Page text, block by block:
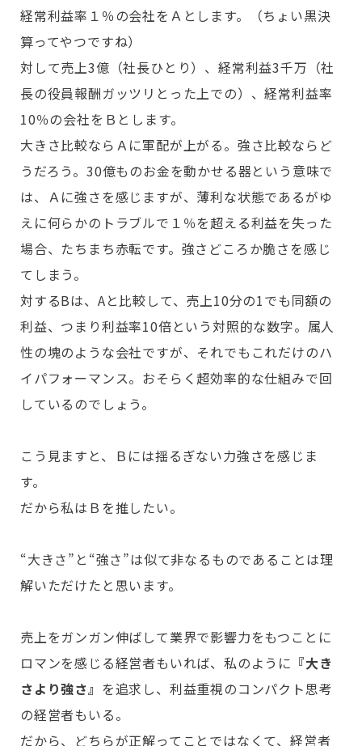
経常利益率１％の会社をＡとします。（ちょい黒決
算ってやつですね）
対して売上3億（社長ひとり）、経常利益3千万（社
長の役員報酬ガッツリとった上での）、経常利益率
10％の会社をＢとします。
大きさ比較ならＡに軍配が上がる。強さ比較ならど
うだろう。30億ものお金を動かせる器という意味で
は、Ａに強さを感じますが、薄利な状態であるがゆ
えに何らかのトラブルで１％を超える利益を失った
場合、たちまち赤転です。強さどころか脆さを感じ
てしまう。
対するBは、Aと比較して、売上10分の1でも同額の
利益、つまり利益率10倍という対照的な数字。属人
性の塊のような会社ですが、それでもこれだけのハ
イパフォーマンス。おそらく超効率的な仕組みで回
しているのでしょう。
こう見ますと、Ｂには揺るぎない力強さを感じま
す。
だから私はＢを推したい。
“大きさ”と“強さ”は似て非なるものであることは理
解いただけたと思います。
売上をガンガン伸ばして業界で影響力をもつことに
ロマンを感じる経営者もいれば、私のように 『大き
さより強さ』 を追求し、利益重視のコンパクト思考
の経営者もいる。
だから、どちらが正解ってことではなくて、経営者